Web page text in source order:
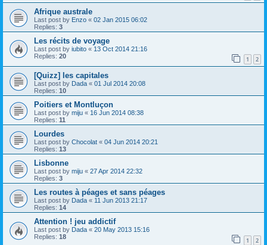
Afrique australe
Last post by Enzo « 02 Jan 2015 06:02
Replies: 3
Les récits de voyage
Last post by iubito « 13 Oct 2014 21:16
Replies: 20 1 2
[Quizz] les capitales
Last post by Dada « 01 Jul 2014 20:08
Replies: 10
Poitiers et Montluçon
Last post by miju « 16 Jun 2014 08:38
Replies: 11
Lourdes
Last post by Chocolat « 04 Jun 2014 20:21
Replies: 13
Lisbonne
Last post by miju « 27 Apr 2014 22:32
Replies: 3
Les routes à péages et sans péages
Last post by Dada « 11 Jun 2013 21:17
Replies: 14
Attention ! jeu addictif
Last post by Dada « 20 May 2013 15:16
Replies: 18 1 2